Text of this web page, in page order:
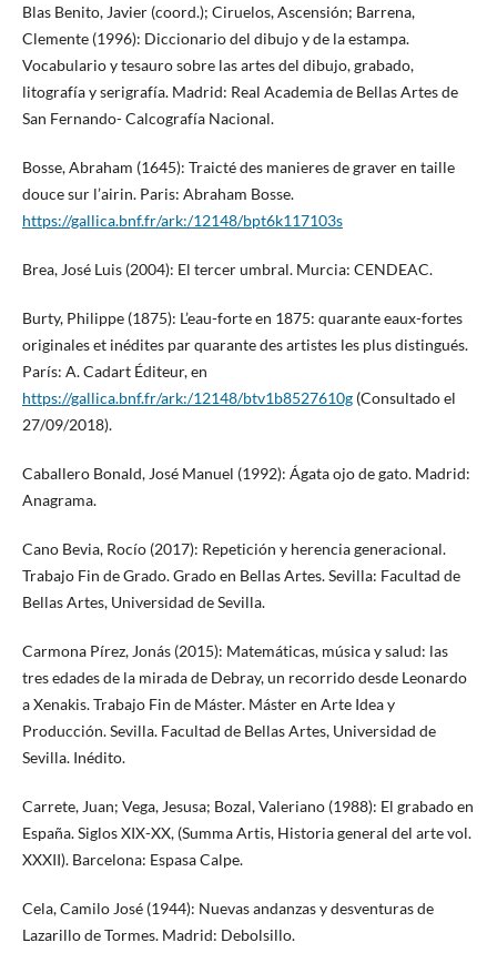
Blas Benito, Javier (coord.); Ciruelos, Ascensión; Barrena,
Clemente (1996): Diccionario del dibujo y de la estampa.
Vocabulario y tesauro sobre las artes del dibujo, grabado,
litografía y serigrafía. Madrid: Real Academia de Bellas Artes de
San Fernando- Calcografía Nacional.
Bosse, Abraham (1645): Traicté des manieres de graver en taille
douce sur l’airin. Paris: Abraham Bosse.
https://gallica.bnf.fr/ark:/12148/bpt6k117103s
Brea, José Luis (2004): El tercer umbral. Murcia: CENDEAC.
Burty, Philippe (1875): L’eau-forte en 1875: quarante eaux-fortes
originales et inédites par quarante des artistes les plus distingués.
París: A. Cadart Éditeur, en
https://gallica.bnf.fr/ark:/12148/btv1b8527610g(Consultado el
27/09/2018).
Caballero Bonald, José Manuel (1992): Ágata ojo de gato. Madrid:
Anagrama.
Cano Bevia, Rocío (2017): Repetición y herencia generacional.
Trabajo Fin de Grado. Grado en Bellas Artes. Sevilla: Facultad de
Bellas Artes, Universidad de Sevilla.
Carmona Pírez, Jonás (2015): Matemáticas, música y salud: las
tres edades de la mirada de Debray, un recorrido desde Leonardo
a Xenakis. Trabajo Fin de Máster. Máster en Arte Idea y
Producción. Sevilla. Facultad de Bellas Artes, Universidad de
Sevilla. Inédito.
Carrete, Juan; Vega, Jesusa; Bozal, Valeriano (1988): El grabado en
España. Siglos XIX-XX, (Summa Artis, Historia general del arte vol.
XXXII). Barcelona: Espasa Calpe.
Cela, Camilo José (1944): Nuevas andanzas y desventuras de
Lazarillo de Tormes. Madrid: Debolsillo.